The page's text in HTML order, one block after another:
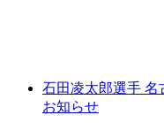
石田凌太郎選手
お知らせ